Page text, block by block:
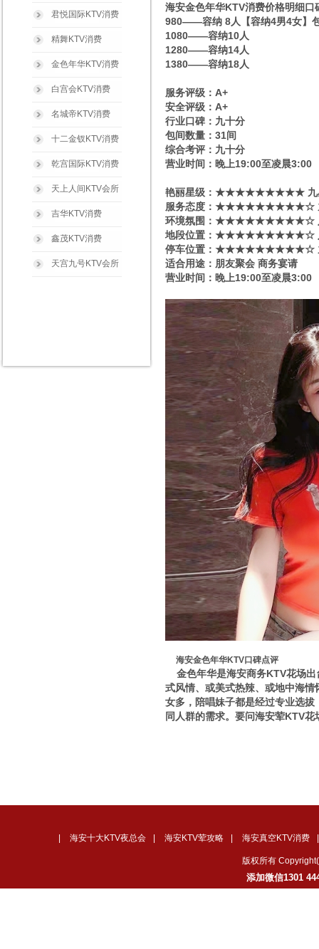
海安金色年华KTV消费价格明细口
980——容纳 8人【容纳4男4女】
1080——容纳10人
1280——容纳14人
1380——容纳18人
服务评级：A+
安全评级：A+
行业口碑：九十分
包间数量：31间
综合考评：九十分
营业时间：晚上19:00至凌晨3:00
艳丽星级​‌‌：★★★★★★★★★ 九
服务态度：★★★★★★★★★☆
环境氛围：★★★★★★★★★☆
地段位置：★★★★★★★★★☆
停车位置：★★★★★★★★★☆
适合用途：朋友聚会 商务宴请
营业时间：晚上19:00至凌晨3:00
海安金色年华KTV口碑点评
金色年华是海安商务KTV花场出
式风情、或美式热辣、或地中海
女多，陪唱妹子都是经过专业选
同人群的需求。要问海安荤KTV
君悦国际KTV消费
精舞KTV消费
金色年华KTV消费
白宫会KTV消费
名城帝KTV消费
十二金钗KTV消费
乾宫国际KTV消费
天上人间KTV会所
吉华KTV消费
鑫茂KTV消费
天宫九号KTV会所
海安十大KTV夜总会 海安KTV荤攻略 海安真空KTV消费
版权所有
添加微信1301